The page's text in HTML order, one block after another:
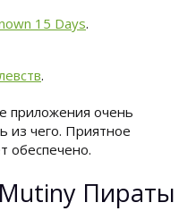
15 Days.
.
приложения очень
из чего. Приятное
обеспечено.
Пираты